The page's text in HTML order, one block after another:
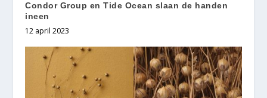
Condor Group en Tide Ocean slaan de handen
ineen
12 april 2023